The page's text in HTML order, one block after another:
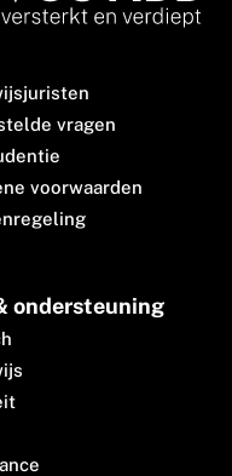
vragen
voorwaarden
ondersteuning